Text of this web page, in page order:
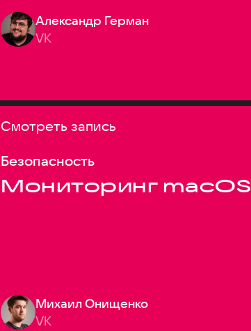
Александр Герман
VK
Смотреть запись
Безопасность
Мониторинг macOS
Михаил Онищенко
VK